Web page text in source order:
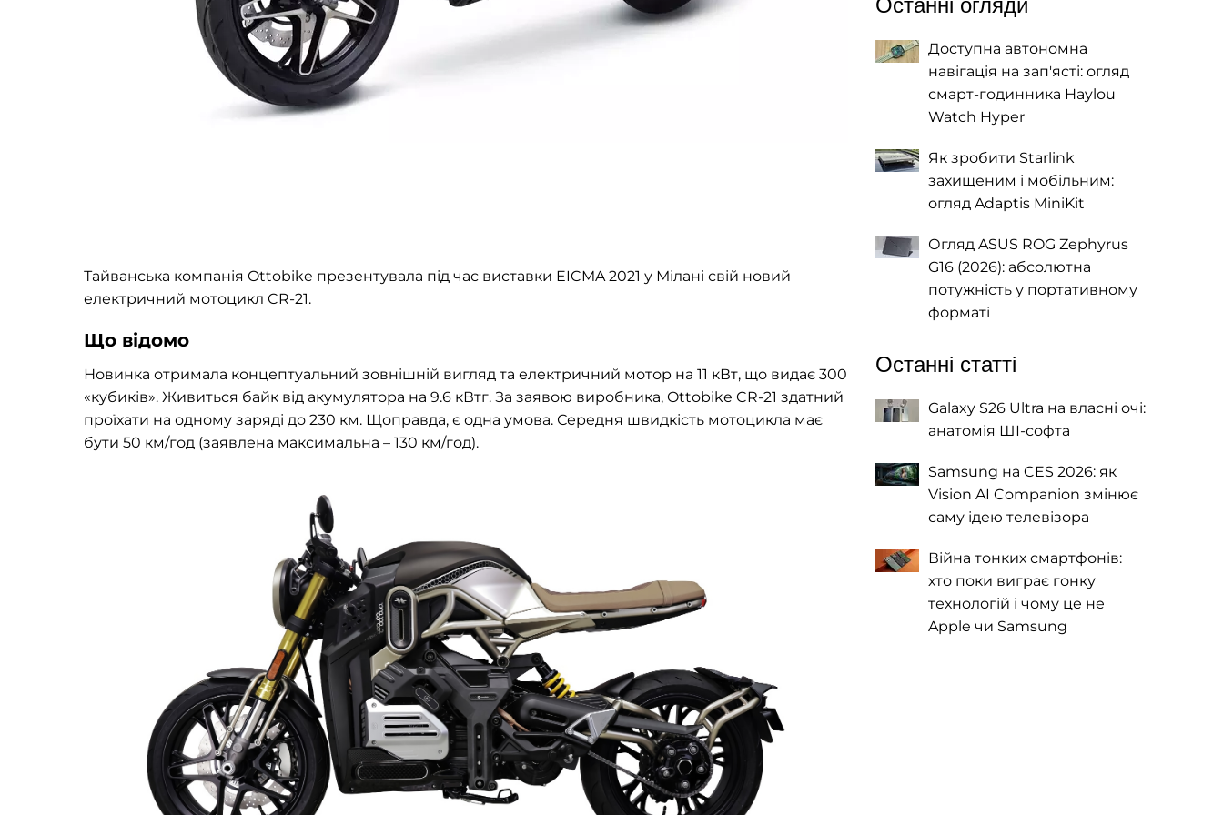
Тайванська компанія Ottobike презентувала під час виставки EICMA 2021 у Мілані свій новий
електричний мотоцикл CR-21.
Що відомо
Новинка отримала концептуальний зовнішній вигляд та електричний мотор на 11 кВт, що видає 300
«кубиків». Живиться байк від акумулятора на 9.6 кВтг. За заявою виробника, Ottobike CR-21 здатний
проїхати на одному заряді до 230 км. Щоправда, є одна умова. Середня швидкість мотоцикла має
бути 50 км/год (заявлена ​​максимальна – 130 км/год).
Останні огляди
Доступна автономна
навігація на зап'ясті: огляд
смарт-годинника Haylou
Watch Hyper
Як зробити Starlink
захищеним і мобільним:
огляд Adaptis MiniKit
Огляд ASUS ROG Zephyrus
G16 (2026): абсолютна
потужність у портативному
форматі
Останні статті
Galaxy S26 Ultra на власні очі:
анатомія ШІ-софта
Samsung на CES 2026: як
Vision AI Companion змінює
саму ідею телевізора
Війна тонких смартфонів:
хто поки виграє гонку
технологій і чому це не
Apple чи Samsung